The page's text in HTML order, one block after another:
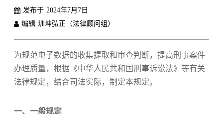
发布于 2024年7月7日
编辑 圳坤弘正（法律顾问组）
为规范电子数据的收集提取和审查判断，提高刑事案件
办理质量，根据《中华人民共和国刑事诉讼法》等有关
法律规定，结合司法实际，制定本规定。
一、一般规定